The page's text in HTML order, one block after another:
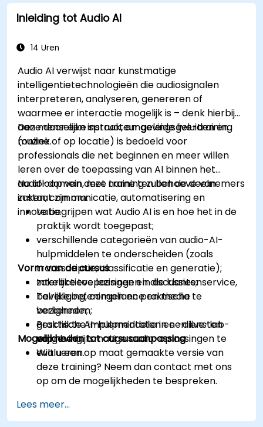
Inleiding tot Audio AI
14 Uren
Audio AI verwijst naar kunstmatige
intelligentietechnologieën die audiosignalen
interpreteren, analyseren, genereren of
waarmee er interactie mogelijk is – denk hierbij
aan menselijke spraak, omgevingsgeluiden en
muziek.
Deze door een instructeur geleide live-training
(online of op locatie) is bedoeld voor
professionals die net beginnen en meer willen
leren over de toepassing van AI binnen het
audio-domein, met name ten behoeve van
zaken, communicatie, automatisering en
innovatie.
Na afloop van deze training zullen de deelnemers
in staat zijn om:
te begrijpen wat Audio AI is en hoe het in de
praktijk wordt toegepast;
verschillende categorieën van audio-AI-
hulpmiddelen te onderscheiden (zoals
transscriptie, classificatie en generatie);
zakelijke toepassingen in de klantenservice,
beveiliging, compliance en media te
verkennen;
geschikte AI-hulpmiddelen en -diensten
voor bedrijfsmatige audio-oplossingen te
evalueren.
Vorm van de cursus
Interactieve lezingen en discussies;
Talrijke oefeningen en praktische
bezigheden;
Praktische implementatie in een live-lab-
omgeving.
Mogelijkheden tot cursusaanpassing
Wilt u een op maat gemaakte versie van
deze training? Neem dan contact met ons
op om de mogelijkheden te bespreken.
Lees meer...